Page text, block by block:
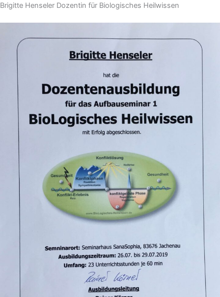
Brigitte Henseler Dozentin für Biologisches Heilwissen